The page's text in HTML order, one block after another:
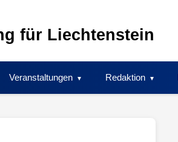
für Liechtenstein
Veranstaltungen Redaktion